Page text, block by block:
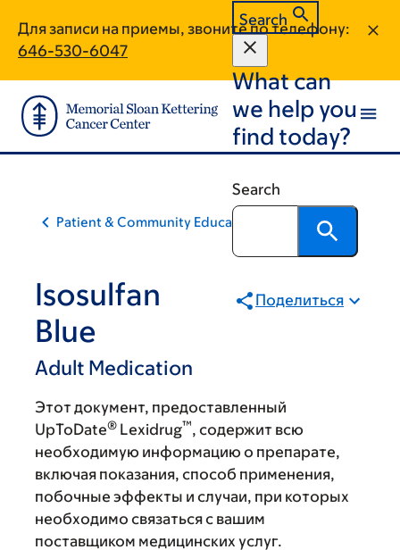
main
content
footer
Для записи на приемы, звоните по телефону:
646-530-6047
Search
What can
we help you
find today?
Search
Patient & Community Education
Isosulfan
Blue
Adult Medication
Поделиться
Этот документ, предоставленный
UpToDate® Lexidrug™, содержит всю
необходимую информацию о препарате,
включая показания, способ применения,
побочные эффекты и случаи, при которых
необходимо связаться с вашим
поставщиком медицинских услуг.